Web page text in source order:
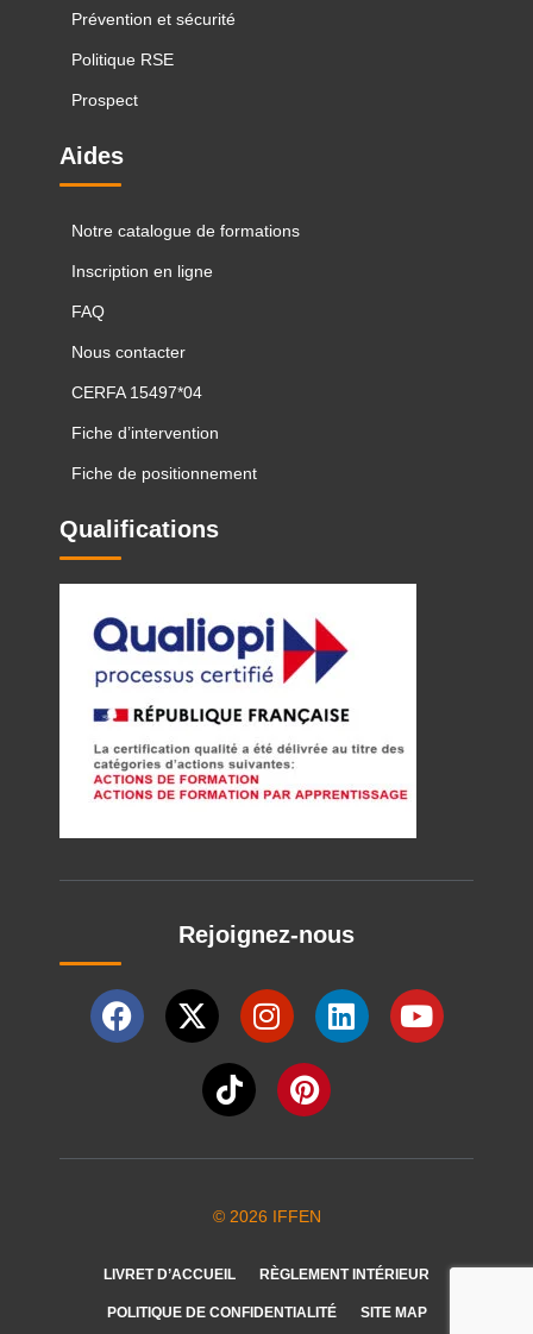
Prévention et sécurité
Politique RSE
Prospect
Aides
Notre catalogue de formations
Inscription en ligne
FAQ
Nous contacter
CERFA 15497*04
Fiche d’intervention
Fiche de positionnement
Qualifications
Rejoignez-nous
© 2026 IFFEN
LIVRET D’ACCUEIL RÈGLEMENT INTÉRIEUR
POLITIQUE DE CONFIDENTIALITÉ SITE MAP